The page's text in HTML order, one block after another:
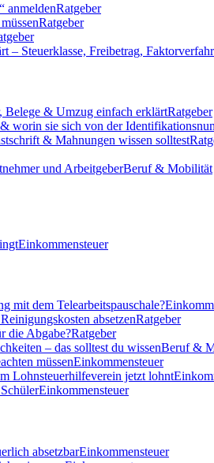
anmeldenRatgeber
Ratgeber
– Steuerklasse, Freibetrag,
Belege & Umzug einfach erklärtRatgeber
worin sie sich von der
& Mahnungen wissen solltest
und ArbeitgeberBeruf & Mobilität
Einkommensteuer
mit dem Telearbeitspauschale?
absetzenRatgeber
die Abgabe?Ratgeber
– das solltest du wissenBeruf &
müssenEinkommensteuer
Lohnsteuerhilfeverein jetzt lohnt
Einkommensteuer
absetzbarEinkommensteuer